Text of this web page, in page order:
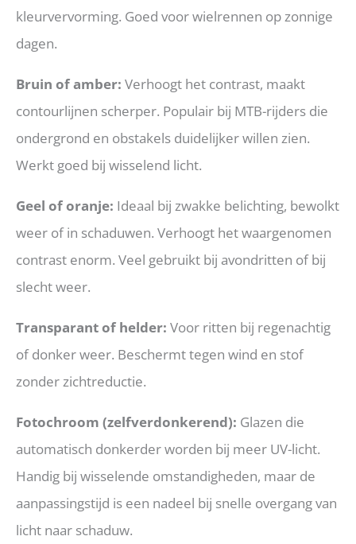
kleurvervorming. Goed voor wielrennen op zonnige
dagen.
Bruin of amber: Verhoogt het contrast, maakt
contourlijnen scherper. Populair bij MTB-rijders die
ondergrond en obstakels duidelijker willen zien.
Werkt goed bij wisselend licht.
Geel of oranje: Ideaal bij zwakke belichting, bewolkt
weer of in schaduwen. Verhoogt het waargenomen
contrast enorm. Veel gebruikt bij avondritten of bij
slecht weer.
Transparant of helder: Voor ritten bij regenachtig
of donker weer. Beschermt tegen wind en stof
zonder zichtreductie.
Fotochroom (zelfverdonkerend): Glazen die
automatisch donkerder worden bij meer UV-licht.
Handig bij wisselende omstandigheden, maar de
aanpassingstijd is een nadeel bij snelle overgang van
licht naar schaduw.